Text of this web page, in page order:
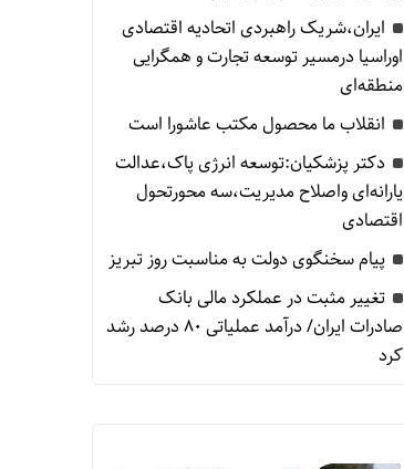
ایران،شریک راهبردی اتحادیه اقتصادی
اوراسیا درمسیر توسعه تجارت و همگرایی
منطقه‌ای
انقلاب ما محصول مکتب عاشورا است
دکتر پزشکیان:توسعه انرژی پاک،عدالت
یارانه‌ای واصلاح مدیریت،سه محورتحول
اقتصادی
پیام سخنگوی دولت به مناسبت روز تبریز
تغییر مثبت در عملکرد مالی بانک
صادرات ایران/ درآمد عملیاتی 80 درصد رشد
کرد